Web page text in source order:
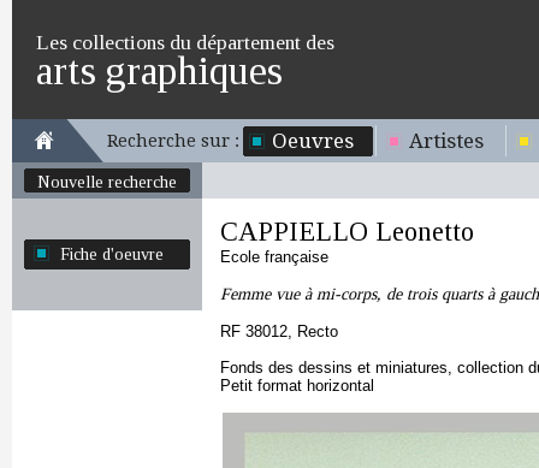
Les collections du département des
arts graphiques
Recherche sur : Oeuvres Artistes
Nouvelle recherche
Fiche d'oeuvre
CAPPIELLO Leonetto
Ecole française
Femme vue à mi-corps, de trois quarts à
RF 38012, Recto
Fonds des dessins et miniatures, collection
Petit format horizontal